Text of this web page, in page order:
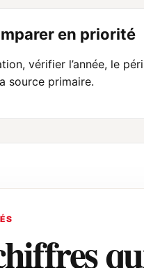
en priorité
vérifier l’année, le
source primaire.